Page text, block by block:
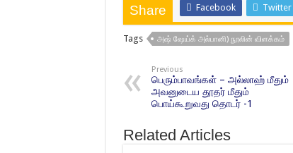
Share Facebook Twitter
Tags அஷ் ஷேய்க் அல்பானி) நூலின் விளக்கம்
Previous
பெரும்பாவங்கள் – அல்லாஹ் மீதும்
அவனுடைய தூதர் மீதும்
பொய்கூறுவது தொடர் -1
Related Articles